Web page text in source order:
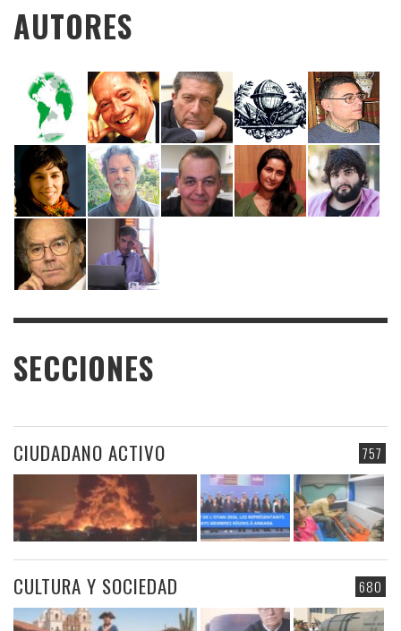
AUTORES
SECCIONES
757
CIUDADANO ACTIVO
680
CULTURA Y SOCIEDAD